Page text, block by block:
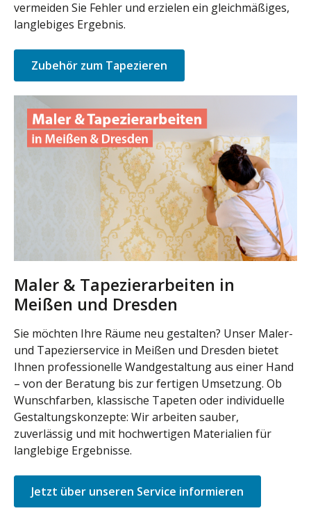
vermeiden Sie Fehler und erzielen ein gleichmäßiges,
langlebiges Ergebnis.
Zubehör zum Tapezieren
Maler & Tapezierarbeiten in
Meißen und Dresden
Sie möchten Ihre Räume neu gestalten? Unser Maler-
und Tapezierservice in Meißen und Dresden bietet
Ihnen professionelle Wandgestaltung aus einer Hand
– von der Beratung bis zur fertigen Umsetzung. Ob
Wunschfarben, klassische Tapeten oder individuelle
Gestaltungskonzepte: Wir arbeiten sauber,
zuverlässig und mit hochwertigen Materialien für
langlebige Ergebnisse.
Jetzt über unseren Service informieren